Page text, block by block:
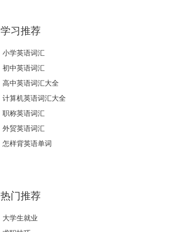
学习推荐
小学英语词汇
初中英语词汇
高中英语词汇大全
计算机英语词汇大全
职称英语词汇
外贸英语词汇
怎样背英语单词
热门推荐
大学生就业